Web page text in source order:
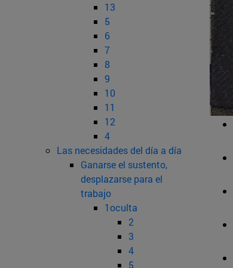
13
5
6
7
8
9
10
11
12
4
Las necesidades del día a día
Ganarse el sustento,
desplazarse para el
trabajo
1oculta
2
3
4
5